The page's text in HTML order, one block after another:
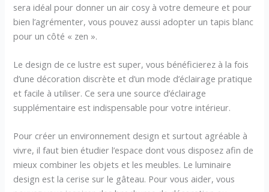
sera idéal pour donner un air cosy à votre demeure et pour
bien l’agrémenter, vous pouvez aussi adopter un tapis blanc
pour un côté « zen ».
Le design de ce lustre est super, vous bénéficierez à la fois
d’une décoration discrète et d’un mode d’éclairage pratique
et facile à utiliser. Ce sera une source d’éclairage
supplémentaire est indispensable pour votre intérieur.
Pour créer un environnement design et surtout agréable à
vivre, il faut bien étudier l’espace dont vous disposez afin de
mieux combiner les objets et les meubles. Le luminaire
design est la cerise sur le gâteau. Pour vous aider, vous